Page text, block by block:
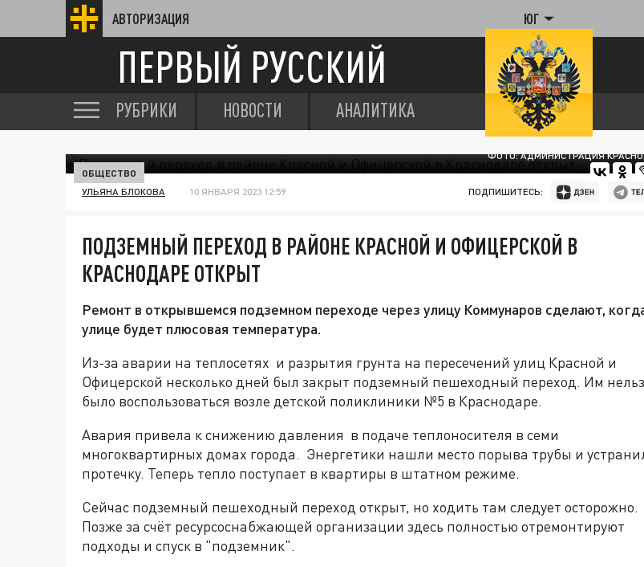
АВТОРИЗАЦИЯ ЮГ
ПЕРВЫЙ РУССКИЙ
РУБРИКИ НОВОСТИ АНАЛИТИКА
ФОТО: АДМИНИСТРАЦИЯ
ОБЩЕСТВО
УЛЬЯНА БЛОКОВА 10 ЯНВАРЯ 2023 12:59 ПОДПИШИТЕСЬ:
ПОДЗЕМНЫЙ ПЕРЕХОД В РАЙОНЕ КРАСНОЙ И ОФИЦЕРСКОЙ В
КРАСНОДАРЕ ОТКРЫТ
Ремонт в открывшемся подземном переходе через улицу Коммунаров сделают,
улице будет плюсовая температура.
Из-за аварии на теплосетях и разрытия грунта на пересечений улиц Красной и
Офицерской несколько дней был закрыт подземный пешеходный переход. Им
было воспользоваться возле детской поликлиники №5 в Краснодаре.
Авария привела к снижению давления в подаче теплоносителя в семи
многоквартирных домах города. Энергетики нашли место порыва трубы и
протечку. Теперь тепло поступает в квартиры в штатном режиме.
Сейчас подземный пешеходный переход открыт, но ходить там следует осторожно.
Позже за счёт ресурсоснабжающей организации здесь полностью отремонтируют
подходы и спуск в "подземник".